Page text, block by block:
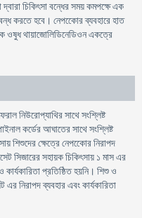
চিকিৎসা বন্ধের সময় কমপক্ষে এক
করতে হবে। নেপকোের ব্যবহারে হাত
ওষুধ থায়াজোলিডিনেডিওন একত্রে
নিউরোপ্যাথির সাথে সংশ্লিষ্ট
কর্ডের আঘাতের সাথে সংশ্লিষ্ট
শিশুদের ক্ষেত্রে নেপকোের নিরাপদ
সিজারের সহায়ক চিকিৎসায় ১ মাস এর
প্রতিষ্ঠিত হয়নি। শিশু ও
এর নিরাপদ ব্যবহার এবং কার্যকারিতা